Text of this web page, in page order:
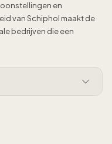
en
van Schiphol maakt de
bedrijven die een